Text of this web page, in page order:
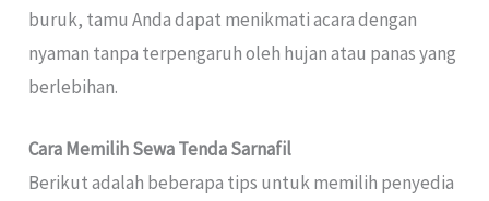
buruk, tamu Anda dapat menikmati acara dengan
nyaman tanpa terpengaruh oleh hujan atau panas yang
berlebihan.
Cara Memilih Sewa Tenda Sarnafil
Berikut adalah beberapa tips untuk memilih penyedia